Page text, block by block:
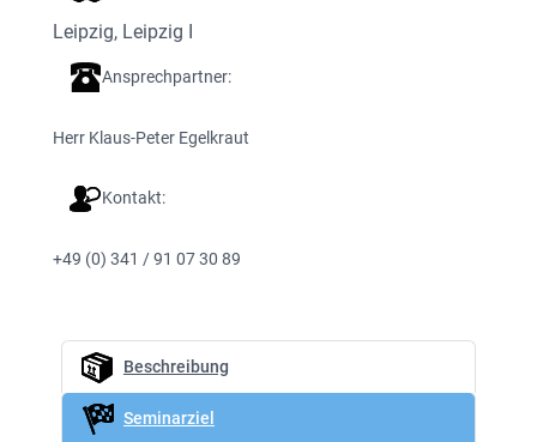
Leipzig, Leipzig I
Ansprechpartner:
Herr Klaus-Peter Egelkraut
Kontakt:
+49 (0) 341 / 91 07 30 89
Beschreibung
Seminarziel